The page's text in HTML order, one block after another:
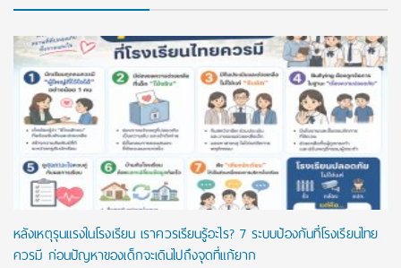
หลังเหตุรุนแรงในโรงเรียน เราควรเรียนรู้อะไร? 7 ระบบป้องกันที่โรงเรียนไทย
ควรมี ก่อนปัญหาของเด็กจะเดินไปถึงจุดที่แก้ยาก